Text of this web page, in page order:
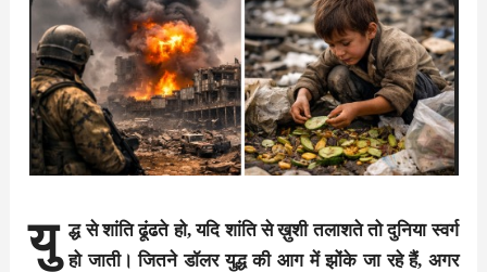
यु द्ध से शांति ढूंढते हो, यदि शांति से ख़ुशी तलाशते तो दुनिया स्वर्ग
हो जाती। जितने डॉलर युद्ध की आग में झोंके जा रहे हैं, अगर